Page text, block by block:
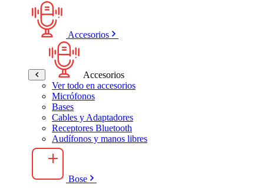
Accesorios
Accesorios
Ver todo en accesorios
Micrófonos
Bases
Cables y Adaptadores
Receptores Bluetooth
Audífonos y manos libres
Bose